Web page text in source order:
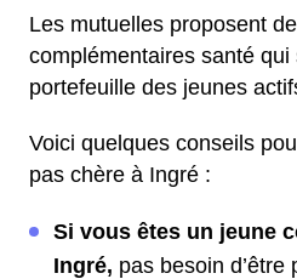
Les mutuelles proposent
complémentaires santé qui
portefeuille des jeunes
Voici quelques conseils
pas chère à Ingré :
Si vous êtes un jeune
Ingré, pas besoin d’être